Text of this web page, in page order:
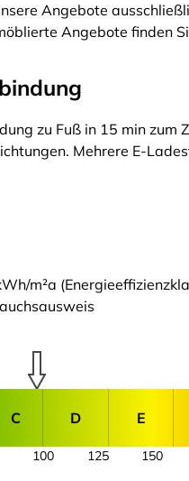
Angebote
Angebote finden
zu Fuß in 15 min zum
Mehrere E-
m²a
C D E
100 125 150